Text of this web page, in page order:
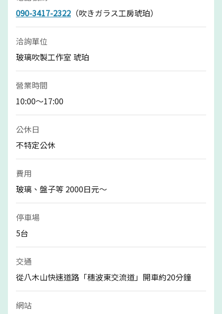
090-3417-2322 （吹きガラス工房琥珀）
洽詢單位
玻璃吹製工作室 琥珀
營業時間
10:00～17:00
公休日
不特定公休
費用
玻璃、盤子等 2000日元～
停車場
5台
交通
從八木山快速道路「穗波東交流道」開車約20分鐘
網站